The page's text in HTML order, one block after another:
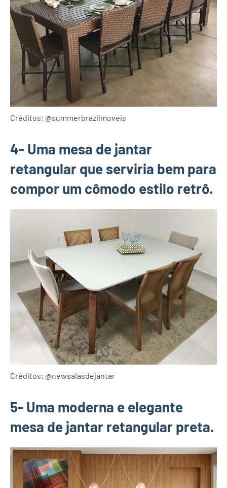
Créditos: @summerbrazilmoveis
4- Uma mesa de jantar
retangular que serviria bem para
compor um cômodo estilo retrô.
Créditos: @newsalasdejantar
5- Uma moderna e elegante
mesa de jantar retangular preta.